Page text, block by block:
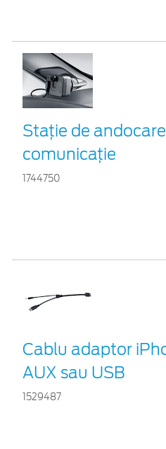
Staţie de
comunicaţie
1744750
Cablu adaptor
AUX sau USB
1529487